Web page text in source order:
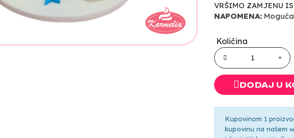
VRŠIMO ZAMJENU
NAPOMENA:
Količina
DODAJ U
Kupovinom 1
kupovinu na našem